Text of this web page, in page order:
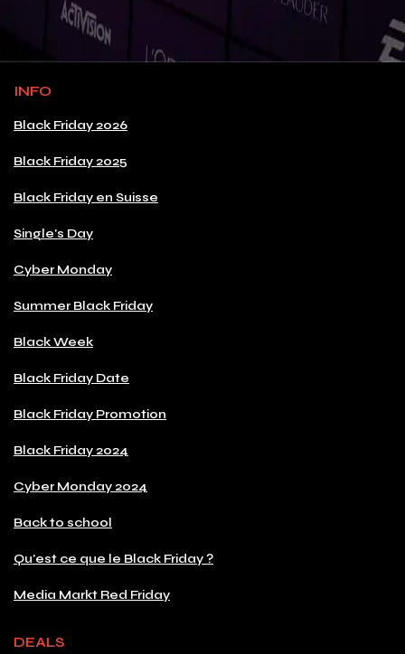
INFO
Black Friday 2026
Black Friday 2025
Black Friday en Suisse
Single's Day
Cyber Monday
Summer Black Friday
Black Week
Black Friday Date
Black Friday Promotion
Black Friday 2024
Cyber Monday 2024
Back to school
Qu'est ce que le Black Friday ?
Media Markt Red Friday
DEALS